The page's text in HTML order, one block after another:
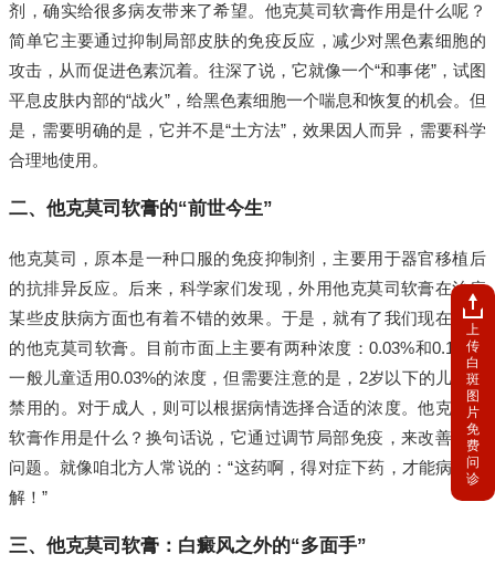
剂，确实给很多病友带来了希望。他克莫司软膏作用是什么呢？
简单它主要通过抑制局部皮肤的免疫反应，减少对黑色素细胞的
攻击，从而促进色素沉着。往深了说，它就像一个“和事佬”，试图
平息皮肤内部的“战火”，给黑色素细胞一个喘息和恢复的机会。但
是，需要明确的是，它并不是“土方法”，效果因人而异，需要科学
合理地使用。
二、他克莫司软膏的“前世今生”
他克莫司，原本是一种口服的免疫抑制剂，主要用于器官移植后
的抗排异反应。后来，科学家们发现，外用他克莫司软膏在治疗
某些皮肤病方面也有着不错的效果。于是，就有了我们现在常用
的他克莫司软膏。目前市面上主要有两种浓度：0.03%和0.1%。
一般儿童适用0.03%的浓度，但需要注意的是，2岁以下的儿童是
禁用的。对于成人，则可以根据病情选择合适的浓度。他克莫司
软膏作用是什么？换句话说，它通过调节局部免疫，来改善皮肤
问题。就像咱北方人常说的：“这药啊，得对症下药，才能病情缓
解！”
三、他克莫司软膏：白癜风之外的“多面手”
上
传
白
斑
图
片
免
费
问
诊